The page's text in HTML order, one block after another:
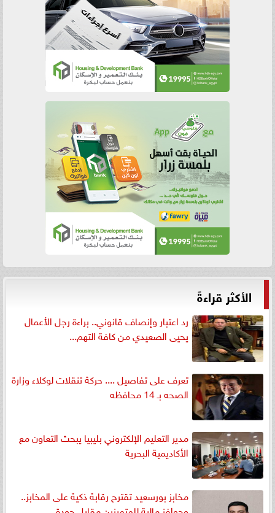
الأكثر قراءةً
رد اعتبار وإنصاف قانوني.. براءة رجل الأعمال
يحيى الصعيدي من كافة التهم...
تعرف على تفاصيل .... حركة تنقلات لوكلاء وزارة
الصحه بـ 14 محافظه
مدير التعليم الإلكتروني بليبيا يبحث التعاون مع
الأكاديمية البحرية
مخابز بورسعيد تقترح رقابة ذكية على المخابز..